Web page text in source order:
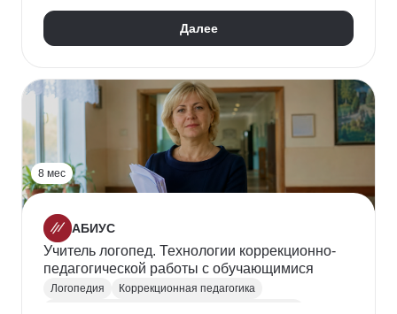
Компенсирующее образование
Далее
8 мес
АБИУС
Учитель логопед. Технологии коррекционно-
педагогической работы с обучающимися
Логопедия
Коррекционная педагогика